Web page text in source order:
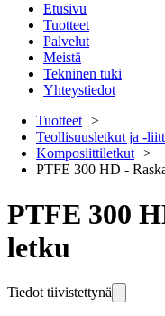
Etusivu
Tuotteet
Palvelut
Meistä
Tekninen tuki
Yhteystiedot
Tuotteet
Teollisuusletkut ja -
Komposiittiletkut
PTFE 300 HD -
PTFE 300
letku
Tiedot tiivistettynä